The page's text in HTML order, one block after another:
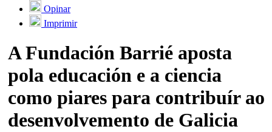
Opinar
Imprimir
A Fundación Barrié aposta
pola educación e a ciencia
como piares para contribuír ao
desenvolvemento de Galicia